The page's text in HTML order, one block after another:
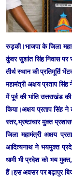
रुड़की।भाजपा के जिला
कुंवर सुशांत सिंह निवास पर
तीर्थ स्थान की प्रतिमूर्ति
महामंत्री अक्षय प्रताप
में पूर्व की भांति उत्तराखंड
किया।अक्षय प्रताप सिंह ने
स्तर,भ्रष्टाचार मुक्त
जिला महामंत्री अक्षय
आदित्यनाथ ने भयमुक्त
धामी भी प्रदेश को भय
हैं।इस अवसर पर बढ़ापुर